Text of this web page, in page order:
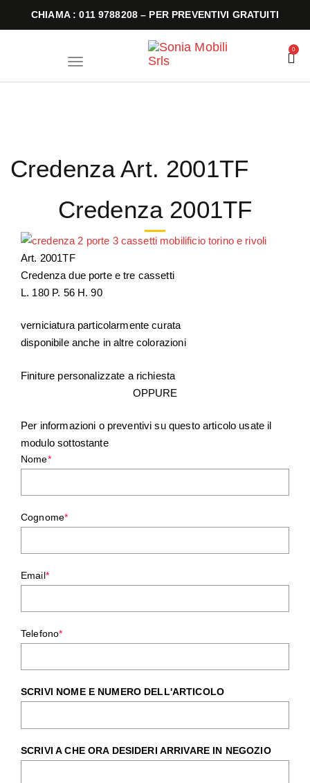
CHIAMA : 011 9788208 – PER PREVENTIVI GRATUITI
T
g
g
a
o
n
0
Credenza Art. 2001TF
Credenza 2001TF
Art. 2001TF
Credenza due porte e tre cassetti
L. 180 P. 56 H. 90
verniciatura particolarmente curata
disponibile anche in altre colorazioni
Finiture personalizzate a richiesta
OPPURE
Per informazioni o preventivi su questo articolo usate il
modulo sottostante
Nome*
Cognome*
Email*
Telefono*
SCRIVI NOME E NUMERO DELL'ARTICOLO
SCRIVI A CHE ORA DESIDERI ARRIVARE IN NEGOZIO